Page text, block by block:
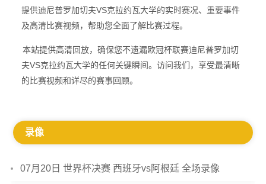
提供迪尼普罗加切夫VS克拉约瓦大学的实时赛况、重要事件
及高清比赛视频，帮助您全面了解比赛过程。
本站提供高清回放，确保您不遗漏欧冠杯联赛迪尼普罗加切
夫VS克拉约瓦大学的任何关键瞬间。访问我们，享受最清晰
的比赛视频和详尽的赛事回顾。
录像
07月20日 世界杯决赛 西班牙vs阿根廷 全场录像